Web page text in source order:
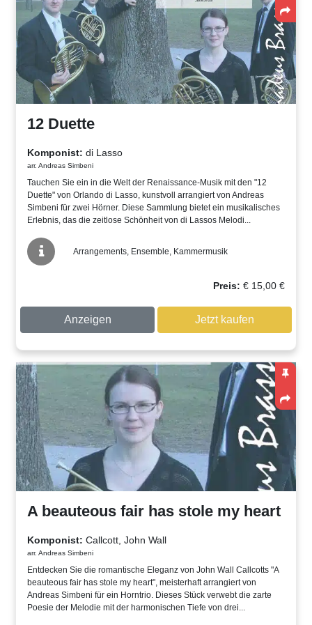
12 Duette
Komponist: di Lasso
arr. Andreas Simbeni
Tauchen Sie ein in die Welt der Renaissance-Musik mit den "12
Duette" von Orlando di Lasso, kunstvoll arrangiert von Andreas
Simbeni für zwei Hörner. Diese Sammlung bietet ein musikalisches
Erlebnis, das die zeitlose Schönheit von di Lassos Melodi...
Arrangements, Ensemble, Kammermusik
Preis: €15,00€
Anzeigen Jetzt kaufen
A beauteous fair has stole my heart
Komponist: Callcott, John Wall
arr. Andreas Simbeni
Entdecken Sie die romantische Eleganz von John Wall Callcotts "A
beauteous fair has stole my heart", meisterhaft arrangiert von
Andreas Simbeni für ein Horntrio. Dieses Stück verwebt die zarte
Poesie der Melodie mit der harmonischen Tiefe von drei...